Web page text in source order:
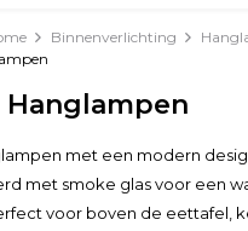
Binnenverlichting
met een modern
met smoke glas voor een
voor boven de eettafel,